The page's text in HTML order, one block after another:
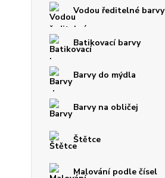
Vodou ředitelné barvy
Batikovací barvy
Barvy do mýdla
Barvy na obličej
Štětce
Malování podle čísel